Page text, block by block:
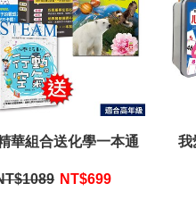
華組合送化學一本通
NT$699
我